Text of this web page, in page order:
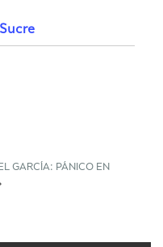
GARCÍA: PÁNICO EN